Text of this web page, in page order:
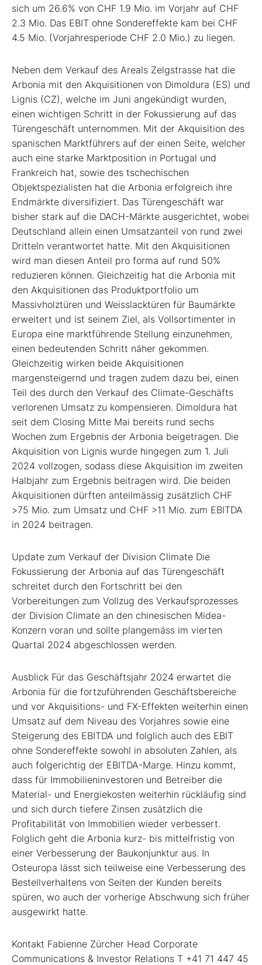
sich um 26.6% von CHF 1.9 Mio. im Vorjahr auf CHF
2.3 Mio. Das EBIT ohne Sondereffekte kam bei CHF
4.5 Mio. (Vorjahresperiode CHF 2.0 Mio.) zu liegen.
Neben dem Verkauf des Areals Zelgstrasse hat die
Arbonia mit den Akquisitionen von Dimoldura (ES) und
Lignis (CZ), welche im Juni angekündigt wurden,
einen wichtigen Schritt in der Fokussierung auf das
Türengeschäft unternommen. Mit der Akquisition des
spanischen Marktführers auf der einen Seite, welcher
auch eine starke Marktposition in Portugal und
Frankreich hat, sowie des tschechischen
Objektspezialisten hat die Arbonia erfolgreich ihre
Endmärkte diversifiziert. Das Türengeschäft war
bisher stark auf die DACH-Märkte ausgerichtet, wobei
Deutschland allein einen Umsatzanteil von rund zwei
Dritteln verantwortet hatte. Mit den Akquisitionen
wird man diesen Anteil pro forma auf rund 50%
reduzieren können. Gleichzeitig hat die Arbonia mit
den Akquisitionen das Produktportfolio um
Massivholztüren und Weisslacktüren für Baumärkte
erweitert und ist seinem Ziel, als Vollsortimenter in
Europa eine marktführende Stellung einzunehmen,
einen bedeutenden Schritt näher gekommen.
Gleichzeitig wirken beide Akquisitionen
margensteigernd und tragen zudem dazu bei, einen
Teil des durch den Verkauf des Climate-Geschäfts
verlorenen Umsatz zu kompensieren. Dimoldura hat
seit dem Closing Mitte Mai bereits rund sechs
Wochen zum Ergebnis der Arbonia beigetragen. Die
Akquisition von Lignis wurde hingegen zum 1. Juli
2024 vollzogen, sodass diese Akquisition im zweiten
Halbjahr zum Ergebnis beitragen wird. Die beiden
Akquisitionen dürften anteilmässig zusätzlich CHF
>75 Mio. zum Umsatz und CHF >11 Mio. zum EBITDA
in 2024 beitragen.
Update zum Verkauf der Division Climate Die
Fokussierung der Arbonia auf das Türengeschäft
schreitet durch den Fortschritt bei den
Vorbereitungen zum Vollzug des Verkaufsprozesses
der Division Climate an den chinesischen Midea-
Konzern voran und sollte plangemäss im vierten
Quartal 2024 abgeschlossen werden.
Ausblick Für das Geschäftsjahr 2024 erwartet die
Arbonia für die fortzuführenden Geschäftsbereiche
und vor Akquisitions- und FX-Effekten weiterhin einen
Umsatz auf dem Niveau des Vorjahres sowie eine
Steigerung des EBITDA und folglich auch des EBIT
ohne Sondereffekte sowohl in absoluten Zahlen, als
auch folgerichtig der EBITDA-Marge. Hinzu kommt,
dass für Immobilieninvestoren und Betreiber die
Material- und Energiekosten weiterhin rückläufig sind
und sich durch tiefere Zinsen zusätzlich die
Profitabilität von Immobilien wieder verbessert.
Folglich geht die Arbonia kurz- bis mittelfristig von
einer Verbesserung der Baukonjunktur aus. In
Osteuropa lässt sich teilweise eine Verbesserung des
Bestellverhaltens von Seiten der Kunden bereits
spüren, wo auch der vorherige Abschwung sich früher
ausgewirkt hatte.
Kontakt Fabienne Zürcher Head Corporate
Communications & Investor Relations T +41 71 447 45